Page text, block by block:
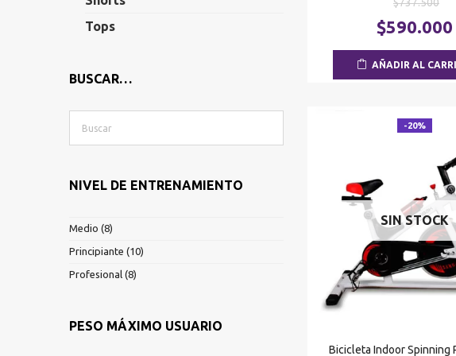
$590.000
AÑADIR AL
-20%
SIN STOCK
Bicicleta Indoor Spinning
Tops
BUSCAR…
NIVEL DE ENTRENAMIENTO
Medio (8)
Principiante (10)
Profesional (8)
PESO MÁXIMO USUARIO